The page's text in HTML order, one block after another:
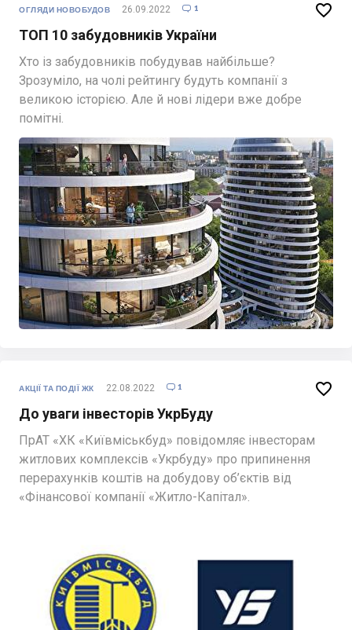
ОГЛЯДИ НОВОБУДОВ 26.09.2022  1
ТОП 10 забудовників України
Хто із забудовників побудував найбільше?
Зрозуміло, на чолі рейтингу будуть компанії з
великою історією. Але й нові лідери вже добре
помітні.

АКЦІЇ ТА ПОДІЇ ЖК 22.08.2022  1
До уваги інвесторів УкрБуду
ПрАТ «ХК «Київміськбуд» повідомляє інвесторам
житлових комплексів «Укрбуду» про припинення
перерахунків коштів на добудову об’єктів від
«Фінансової компанії «Житло-Капітал».
